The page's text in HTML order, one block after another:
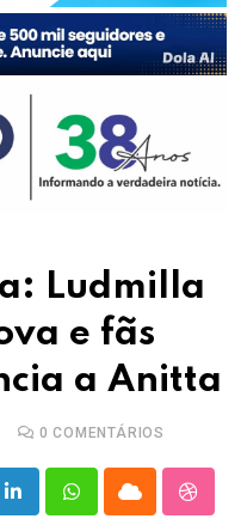
Ludmilla
e fãs
a Anitta
0 COMENTÁRIOS
LinkedInWhatsappCloud